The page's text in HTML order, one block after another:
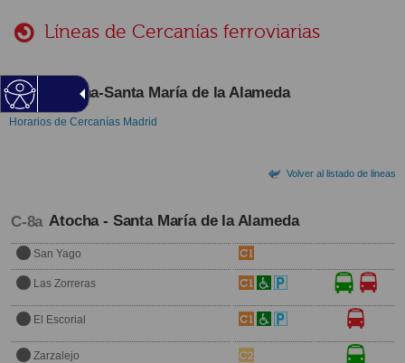
Líneas de Cercanías ferroviarias
C-8a Atocha-Santa María de la Alameda
Horarios de Cercanías Madrid
Volver al listado de lineas
C-8a Atocha - Santa María de la Alameda
San Yago
Las Zorreras
El Escorial
Zarzalejo